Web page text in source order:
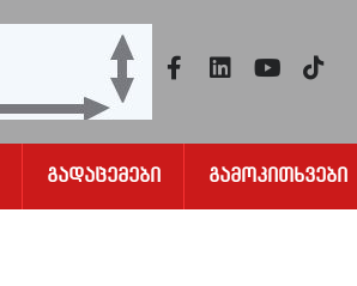
Გადაცემები Გამოკითხვები